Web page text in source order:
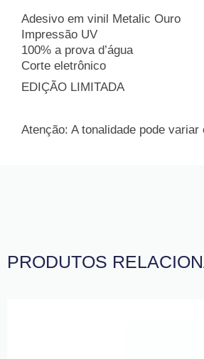
Adesivo em vinil Metalic Ouro
Impressão UV
100% a prova d’água
Corte eletrônico
EDIÇÃO LIMITADA
Atenção: A tonalidade pode
PRODUTOS